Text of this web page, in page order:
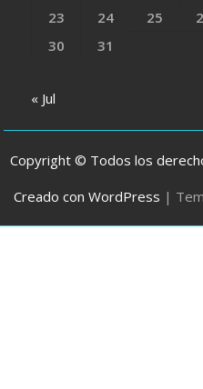
23
24 25
30
31
« Jul
Copyright © Todos los
Creado con WordPress |